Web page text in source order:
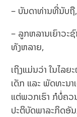
– ບັນດາທ່ານທີ່ນັບຖື,
– ລູກຫລານເຍົາວະ
ທັງຫລາຍ,
ເຖິງແມ່ນວ່າ ໃນໄລ
ເດັກ ແລະ ພັດທະນາ
ແຕ່ພວກເຮົາ ກໍບໍ່ຄວ
ປະຕິບັດພາລະກິດອັ